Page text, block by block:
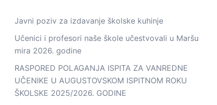
Javni poziv za izdavanje školske kuhinje
Učenici i profesori naše škole učestvovali u Maršu
mira 2026. godine
RASPORED POLAGANJA ISPITA ZA VANREDNE
UČENIKE U AUGUSTOVSKOM ISPITNOM ROKU
ŠKOLSKE 2025/2026. GODINE